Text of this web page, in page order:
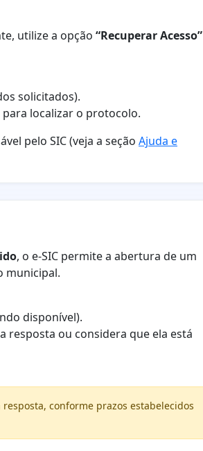
utilize a opção “Recuperar Acesso”
solicitados).
localizar o protocolo.
pelo SIC (veja a seção Ajuda e
, o e-SIC permite a abertura de um
municipal.
disponível).
resposta ou considera que ela está
conforme prazos estabelecidos